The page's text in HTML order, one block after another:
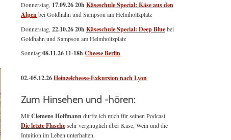
Donnerstag, 17.09.26 20hKäseschule Special: Käse aus den
Alpenbei Goldhahn und Sampson am Helmholtzplatz
Donnerstag, 22.10.26 20hKäseschule Special: Deep Bluebei
Goldhahn und Sampson am Helmholtzplatz
Sonntag08.11.26 11-18hCheese Berlin
02.-05.12.26Heinzelcheese-Exkursion nach Lyon
Zum Hinsehen und -hören:
MitClemens Hoffmanndurfte ich mich für seinen Podcast
Die letzte Flaschesehr vergnüglich über Käse, Wein und die
Intuition im Leben unterhalten.